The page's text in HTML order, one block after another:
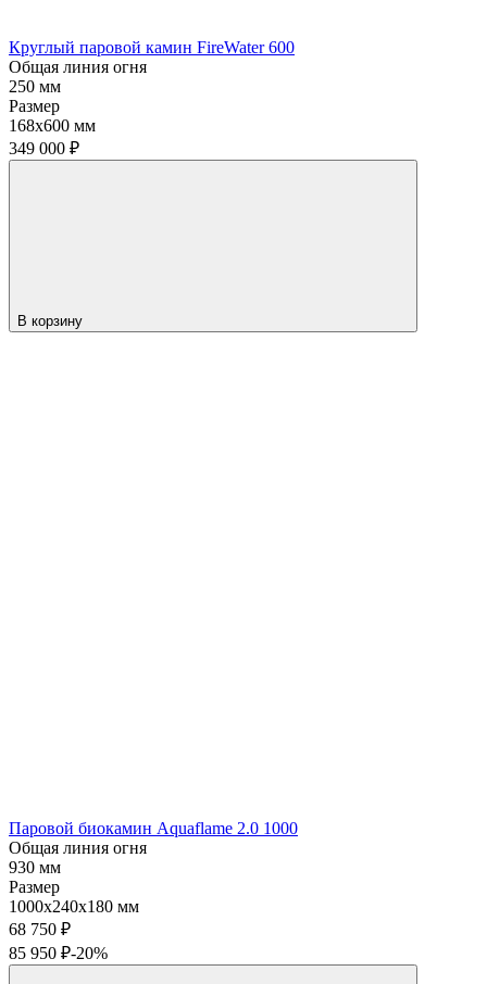
Круглый паровой камин FireWater 600
Общая линия огня
250 мм
Размер
168х600 мм
349 000 ₽
В корзину
Паровой биокамин Aquaflame 2.0 1000
Общая линия огня
930 мм
Размер
1000x240x180 мм
68 750 ₽
85 950 ₽-20%